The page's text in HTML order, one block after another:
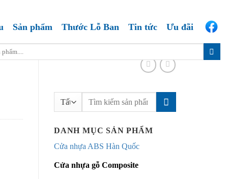
Sản phẩm Thước Lỗ Ban Tin tức Ưu đãi
Tìm
DANH MỤC SẢN PHẨM
Cửa nhựa ABS Hàn Quốc
Cửa nhựa gỗ Composite